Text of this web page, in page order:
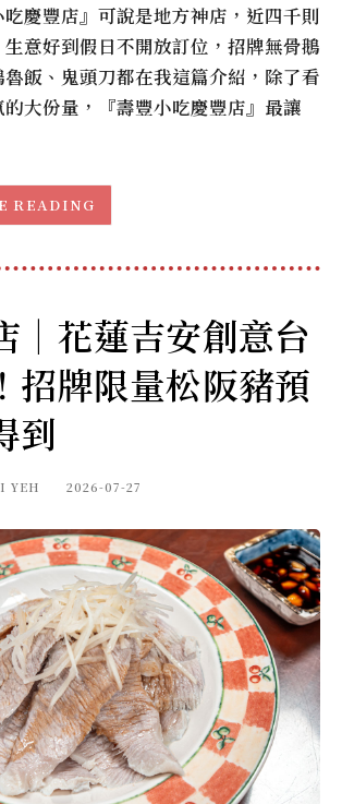
慶豐店』可說是地方神店，近四千則
意好到假日不開放訂位，招牌無骨鵝
飯、鬼頭刀都在我這篇介紹，除了看
大份量，『壽豐小吃慶豐店』最讓
READING
｜花蓮吉安創意台
招牌限量松阪豬預
到
YEH 2026-07-27